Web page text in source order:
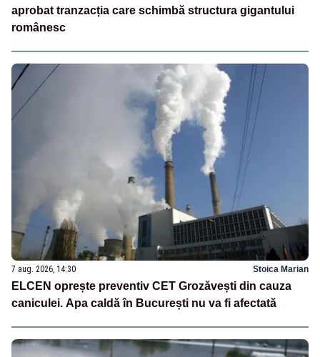
aprobat tranzacția care schimbă structura gigantului
românesc
7 aug. 2026, 14:30 Stoica Marian
ELCEN oprește preventiv CET Grozăvești din cauza
caniculei. Apa caldă în București nu va fi afectată